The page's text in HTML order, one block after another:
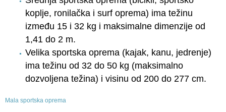
koplje, ronilačka i surf oprema) ima težinu
između 15 i 32 kg i maksimalne dimenzije od
1,41 do 2 m.
Velika sportska oprema (kajak, kanu, jedrenje)
ima težinu od 32 do 50 kg (maksimalno
dozvoljena težina) i visinu od 200 do 277 cm.
Mala sportska oprema